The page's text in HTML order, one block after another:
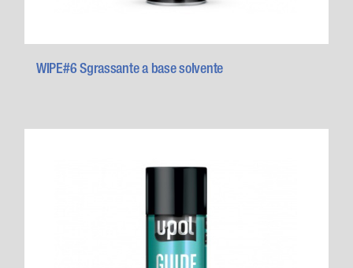
WIPE#6 Sgrassante a base solvente